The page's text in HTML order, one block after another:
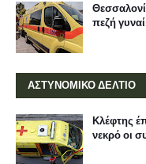
πεζή
ΑΣΤΥΝΟΜΙΚΟ ΔΕΛΤΙΟ
Κλέφτης
νεκρό οι